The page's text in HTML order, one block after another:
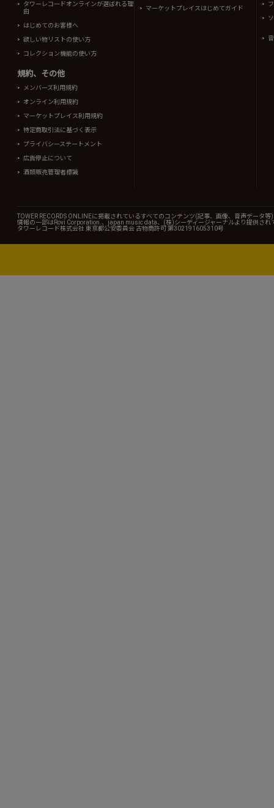
タワーレコードオンラインが選ばれる理
由
はじめてのお客様へ
欲しい物リストの使い方
コレクション機能の使い方
規約、その他
メンバーズ利用規約
オンライン利用規約
マーケットプレイス利用規約
特定商取引法に基づく表示
プライバシーステートメント
広告停止について
酒類販売管理者標識
マーケットプレイスはじめてガイド
TOWER RECORDS ONLINEに掲載されているすべてのコンテンツ(記事、画像、音声デー
情報の一部はRovi Corporation.、japan music data、(株)シーディージャーナルより提供され
タワーレコード株式会社 東京都公安委員会 古物商許可 第302191605310号